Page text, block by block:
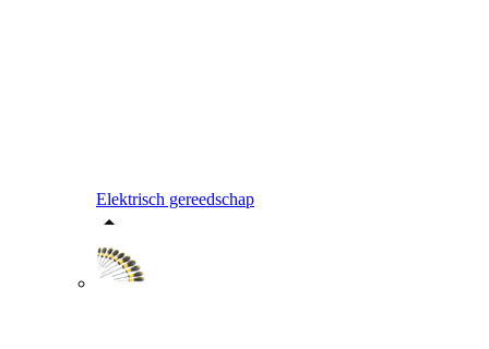
Elektrisch gereedschap